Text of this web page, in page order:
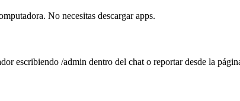
No necesitas descargar apps.
escribiendo /admin dentro del chat o reportar desde la